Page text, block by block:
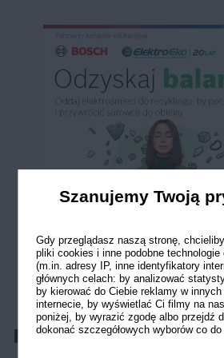
Porady
Szanujemy Twoją
Gdy przeglądasz naszą stronę,
pliki cookies i inne podobne technologie
(m.in. adresy IP, inne identyfikatory
głównych celach: by analizować
by kierować do Ciebie reklamy w
internecie, by wyświetlać Ci filmy na
poniżej, by wyrazić zgodę albo przejdź
dokonać szczegółowych wyborów co